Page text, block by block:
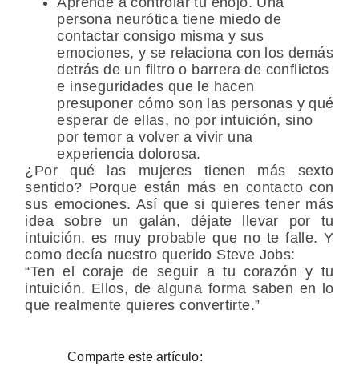
persona neurótica tiene miedo de
contactar consigo misma y sus
emociones, y se relaciona con los demás
detrás de un filtro o barrera de conflictos
e inseguridades que le hacen
presuponer cómo son las personas y qué
esperar de ellas, no por intuición, sino
por temor a volver a vivir una
experiencia dolorosa.
¿Por qué las mujeres tienen más sexto
sentido? Porque están más en contacto con
sus emociones. Así que si quieres tener más
idea sobre un galán, déjate llevar por tu
intuición, es muy probable que no te falle. Y
como decía nuestro querido Steve Jobs:
“Ten el coraje de seguir a tu corazón y tu
intuición. Ellos, de alguna forma saben en lo
que realmente quieres convertirte.”
Comparte este artículo: